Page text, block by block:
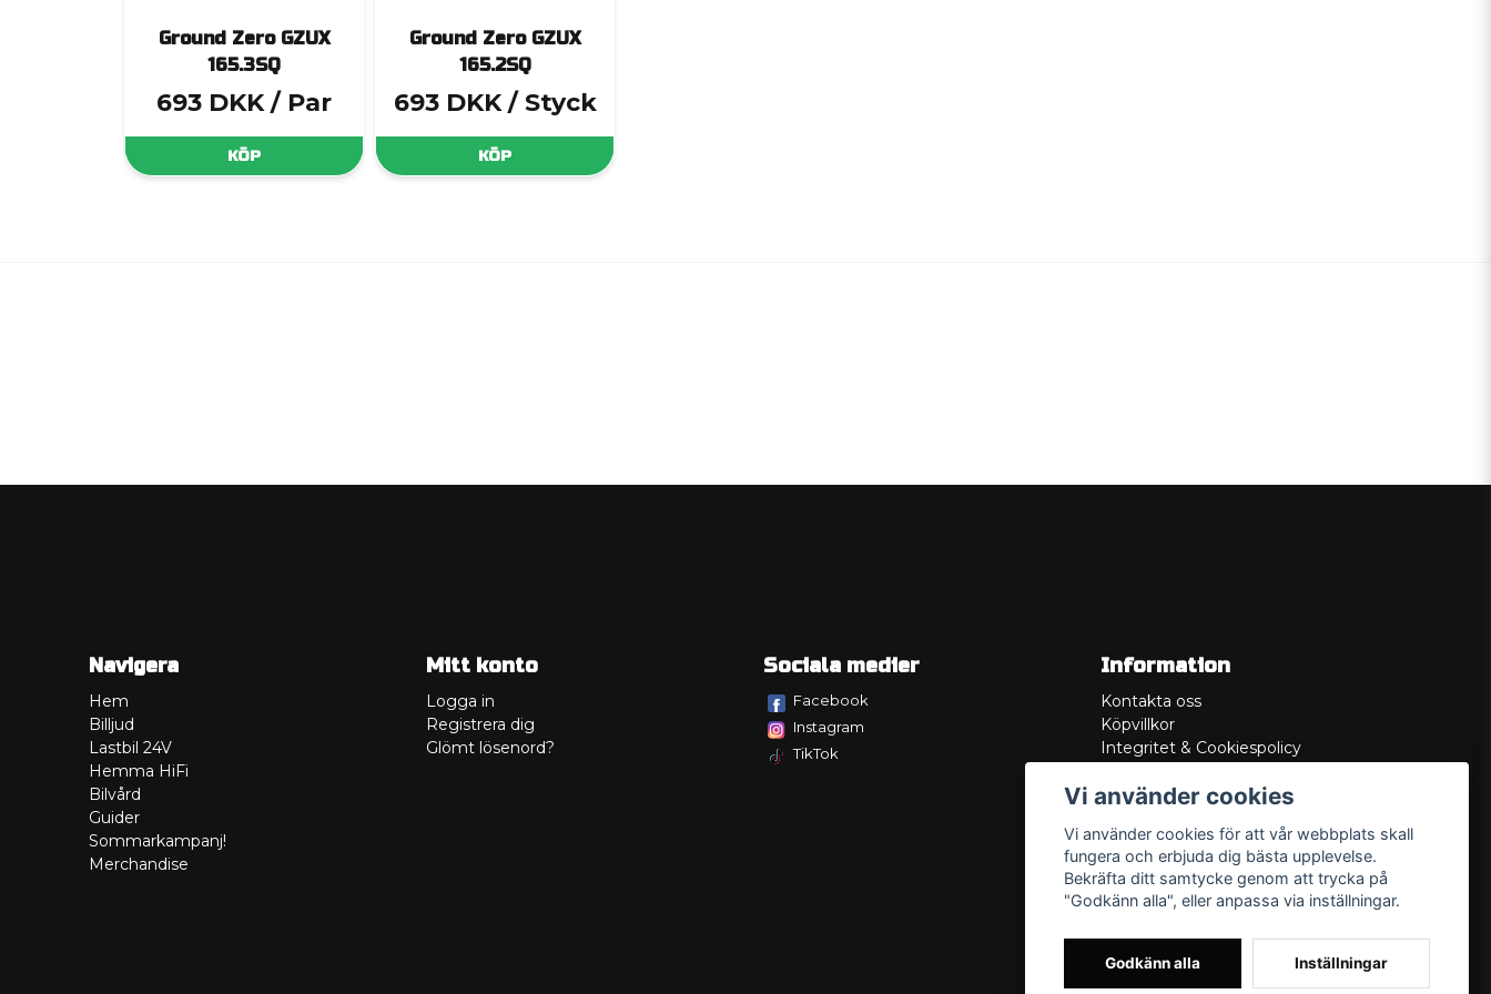
Ground Zero GZUX
165.3SQ
693 DKK / Par
KÖP
Ground Zero GZUX
165.2SQ
693 DKK / Styck
KÖP
Navigera
Hem
Billjud
Lastbil 24V
Hemma HiFi
Bilvård
Guider
Sommarkampanj!
Merchandise
Mitt konto
Logga in
Registrera dig
Glömt lösenord?
Sociala medier
Facebook
Instagram
TikTok
Information
Kontakta oss
Köpvillkor
Integritet & Cookiespolicy
Service/Garanti
Lådritning
Om oss
Vi använder cookies
Vi använder cookies för att vår webbplats skall
fungera och erbjuda dig bästa upplevelse.
Bekräfta ditt samtycke genom att trycka på
"Godkänn alla", eller anpassa via inställningar.
Godkänn alla Inställningar